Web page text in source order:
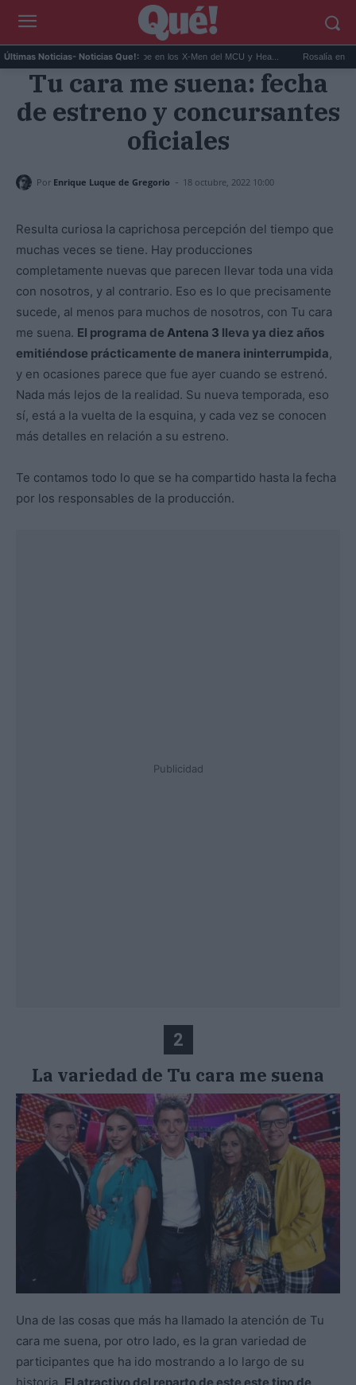
Últimas Noticias- Noticias Que!:
Kit Connor será Cíclope en los X-Men del MCU y Hea... Rosalía en
Tu cara me suena: fecha
de estreno y concursantes
oficiales
Por Enrique Luque de Gregorio - 18 octubre, 2022 10:00
Resulta curiosa la caprichosa percepción del tiempo que
muchas veces se tiene. Hay producciones
completamente nuevas que parecen llevar toda una vida
con nosotros, y al contrario. Eso es lo que precisamente
sucede, al menos para muchos de nosotros, con Tu cara
me suena. El programa de Antena 3 lleva ya diez años
emitiéndose prácticamente de manera ininterrumpida,
y en ocasiones parece que fue ayer cuando se estrenó.
Nada más lejos de la realidad. Su nueva temporada, eso
sí, está a la vuelta de la esquina, y cada vez se conocen
más detalles en relación a su estreno.
Te contamos todo lo que se ha compartido hasta la fecha
por los responsables de la producción.
Publicidad
2
La variedad de Tu cara me suena
Una de las cosas que más ha llamado la atención de Tu
cara me suena, por otro lado, es la gran variedad de
participantes que ha ido mostrando a lo largo de su